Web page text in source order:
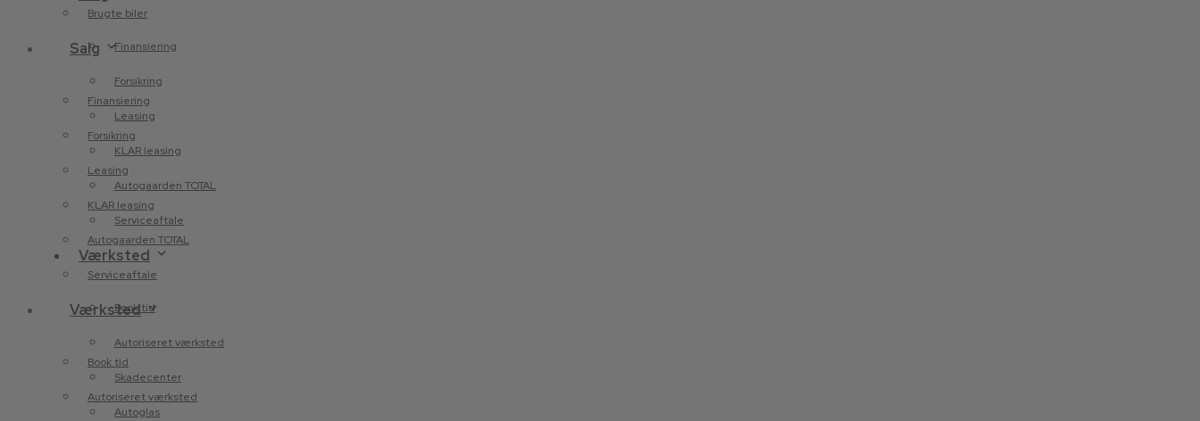
Finansiering
Forsikring
Leasing
KLAR leasing
Autogaarden TOTAL
Serviceaftale
Værksted
Book tid
Autoriseret værksted
Skadecenter
Autoglas
Brugte biler
Salg
Finansiering
Forsikring
Leasing
KLAR leasing
Autogaarden TOTAL
Serviceaftale
Værksted
Book tid
Autoriseret værksted